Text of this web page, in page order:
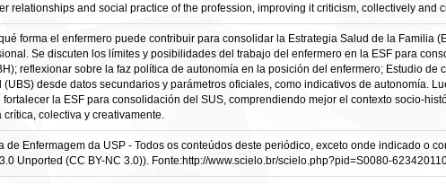
relationships and social practice of the profession, improving it criticism, collectively and
forma el enfermero puede contribuir para consolidar la Estrategia Salud de la Familia
Se discuten los límites y posibilidades del trabajo del enfermero en la ESF para
reflexionar sobre la faz política de autonomía en la posición del enfermero; Estudio
(UBS) desde datos secundarios y parámetros oficiales, como indicativos de autonomía.
la ESF para consolidación del SUS, comprendiendo mejor el contexto socio-
colectiva y creativamente.
de Enfermagem da USP - Todos os conteúdos deste periódico, exceto onde indicado o
Unported (CC BY-NC 3.0)). Fonte:http://www.scielo.br/scielo.php?pid=S0080-